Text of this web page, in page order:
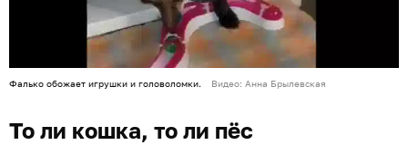
Фалько обожает игрушки и головоломки. Видео: Анна Брылевская
То ли кошка, то ли пёс